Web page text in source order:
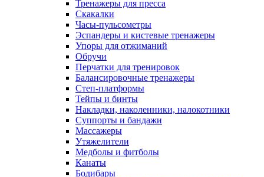
Тренажеры для пресса
Скакалки
Часы-пульсометры
Эспандеры и кистевые тренажеры
Упоры для отжиманий
Обручи
Перчатки для тренировок
Балансировочные тренажеры
Степ-платформы
Тейпы и бинты
Накладки, наколенники, налокотники
Суппорты и бандажи
Массажеры
Утяжелители
Медболы и фитболы
Канаты
Бодибары